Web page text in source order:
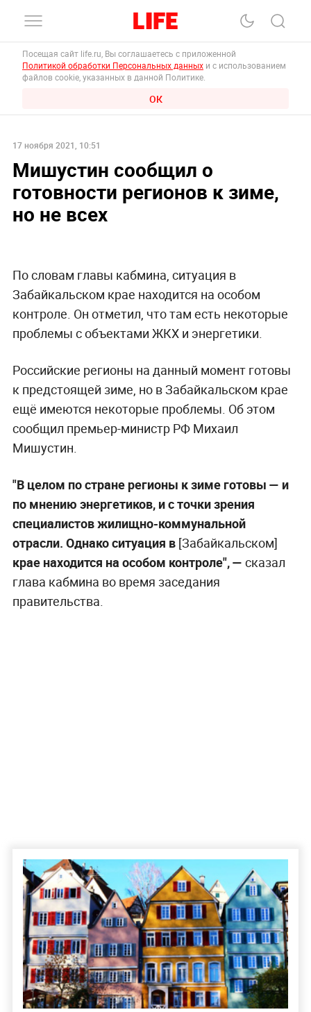
Посещая сайт life.ru, Вы соглашаетесь с приложенной
Политикой обработки Персональных данных и с использованием
файлов cookie, указанных в данной Политике.
ОК
17 ноября 2021, 10:51
Мишустин сообщил о
готовности регионов к зиме,
но не всех
По словам главы кабмина, ситуация в
Забайкальском крае находится на особом
контроле. Он отметил, что там есть некоторые
проблемы с объектами ЖКХ и энергетики.
Российские регионы на данный момент готовы
к предстоящей зиме, но в Забайкальском крае
ещё имеются некоторые проблемы. Об этом
сообщил премьер-министр РФ Михаил
Мишустин.
"В целом по стране регионы к зиме готовы — и
по мнению энергетиков, и с точки зрения
специалистов жилищно-коммунальной
отрасли. Однако ситуация в[Забайкальском]
крае находится на особом контроле", — сказал
глава кабмина во время заседания
правительства.